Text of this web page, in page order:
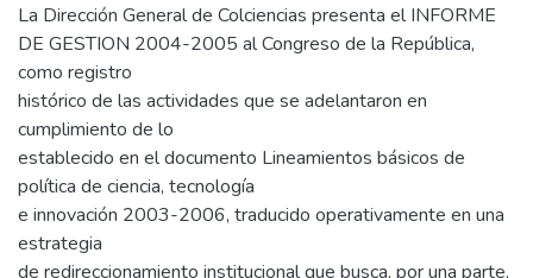
La Dirección General de Colciencias presenta el INFORME
DE GESTION 2004-2005 al Congreso de la República,
como registro
histórico de las actividades que se adelantaron en
cumplimiento de lo
establecido en el documento Lineamientos básicos de
política de ciencia, tecnología
e innovación 2003-2006, traducido operativamente en una
estrategia
de redireccionamiento institucional que busca, por una parte,